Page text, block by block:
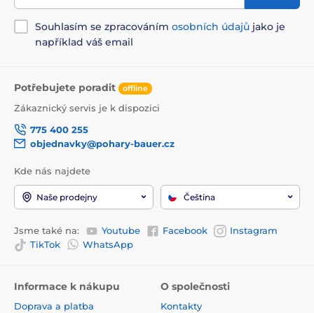
Souhlasím se zpracováním osobních údajů jako je
například váš email
Potřebujete poradit offline
Zákaznický servis je k dispozici
775 400 255
objednavky@pohary-bauer.cz
Kde nás najdete
Naše prodejny Čeština
Jsme také na: Youtube Facebook
Instagram
TikTok
WhatsApp
Informace k nákupu
Doprava a platba
O společnosti
Kontakty